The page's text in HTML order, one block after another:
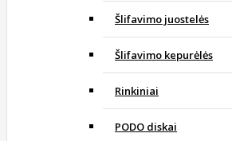
Šlifavimo juostelės
Šlifavimo kepurėlės
Rinkiniai
PODO diskai